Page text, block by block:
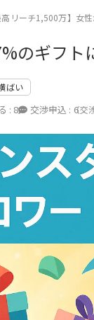
高リーチ1,500万】女
のギフ
ばい
: 8 交渉申込 : 6
（交